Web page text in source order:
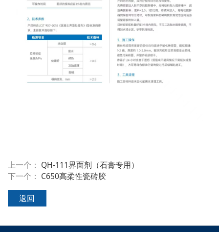
上一个： QH-111界面剂（石膏专用）
下一个： C650高柔性瓷砖胶
返回